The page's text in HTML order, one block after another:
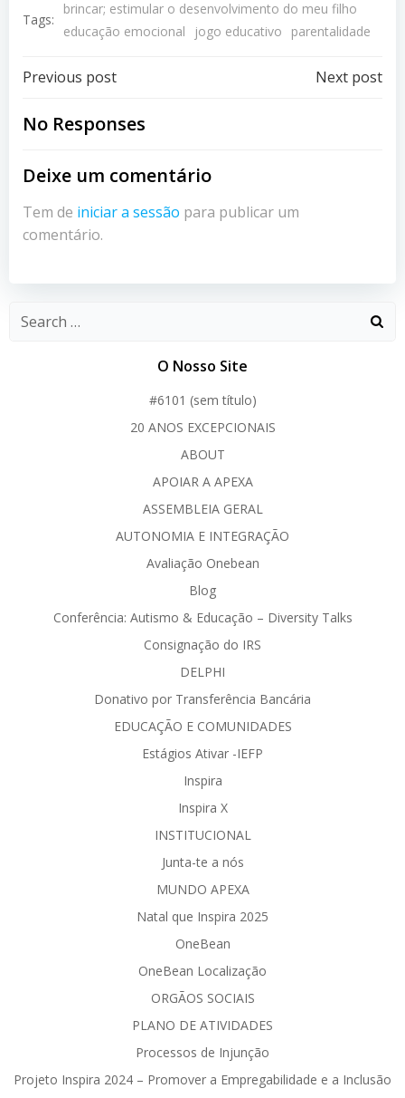
Tags:
brincar; estimular o desenvolvimento do meu filho
educação emocional
jogo educativo parentalidade
Post
navigation
Previous post Next post
No Responses
Deixe um comentário
Tem de iniciar a sessão para publicar um
comentário.
O Nosso Site
#6101 (sem título)
20 ANOS EXCEPCIONAIS
ABOUT
APOIAR A APEXA
ASSEMBLEIA GERAL
AUTONOMIA E INTEGRAÇÃO
Avaliação Onebean
Blog
Conferência: Autismo & Educação – Diversity Talks
Consignação do IRS
DELPHI
Donativo por Transferência Bancária
EDUCAÇÃO E COMUNIDADES
Estágios Ativar -IEFP
Inspira
Inspira X
INSTITUCIONAL
Junta-te a nós
MUNDO APEXA
Natal que Inspira 2025
OneBean
OneBean Localização
ORGÃOS SOCIAIS
PLANO DE ATIVIDADES
Processos de Injunção
Projeto Inspira 2024 – Promover a Empregabilidade e a Inclusão